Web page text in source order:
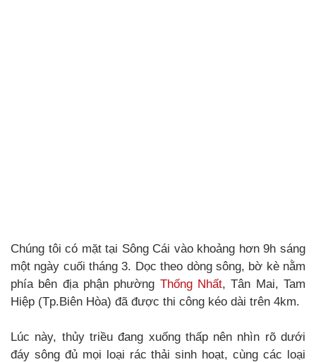
Chúng tôi có mặt tại Sông Cái vào khoảng hơn 9h sáng
một ngày cuối tháng 3. Dọc theo dòng sông, bờ kè nằm
phía bên địa phận phường Thống Nhất, Tân Mai, Tam
Hiệp (Tp.Biên Hòa) đã được thi công kéo dài trên 4km.
Lúc này, thủy triều đang xuống thấp nên nhìn rõ dưới
đáy sông đủ mọi loại rác thải sinh hoạt, cùng các loại